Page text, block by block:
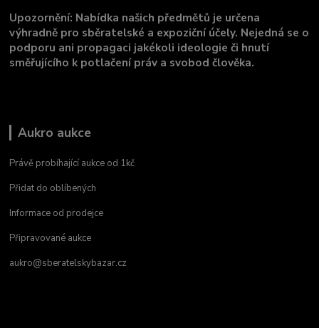
Upozornění: Nabídka našich předmětů je určena
výhradně pro sběratelské a expoziční účely. Nejedná se o
podporu ani propagaci jakékoli ideologie či hnutí
směřujícího k potlačení práv a svobod člověka.
Aukro aukce
Právě probíhající aukce od 1kč
Přidat do oblíbených
Informace od prodejce
Připravované aukce
aukro@sberatelskybazar.cz